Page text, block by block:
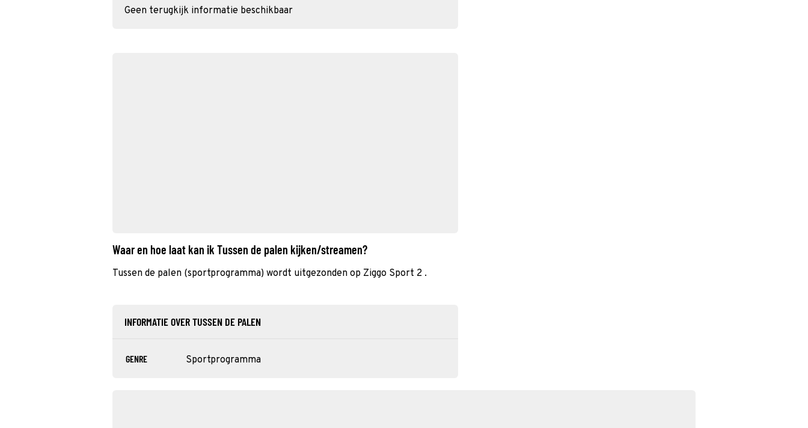
Geen terugkijk informatie beschikbaar
Waar en hoe laat kan ik Tussen de palen kijken/streamen?
Tussen de palen (sportprogramma) wordt uitgezonden op Ziggo Sport 2 .
INFORMATIE OVER TUSSEN DE PALEN
GENRE Sportprogramma